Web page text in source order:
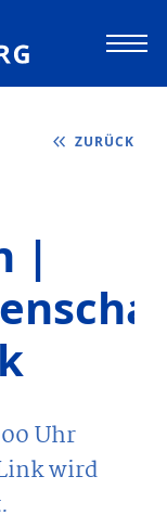
ZURÜCK
|
Uhr
wird